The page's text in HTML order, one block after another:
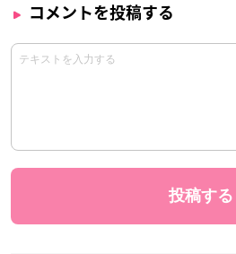
コメントを投稿する